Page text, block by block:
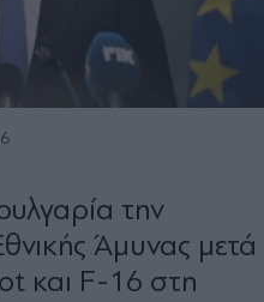
την
Άμυνας μετά
και F-16 στη